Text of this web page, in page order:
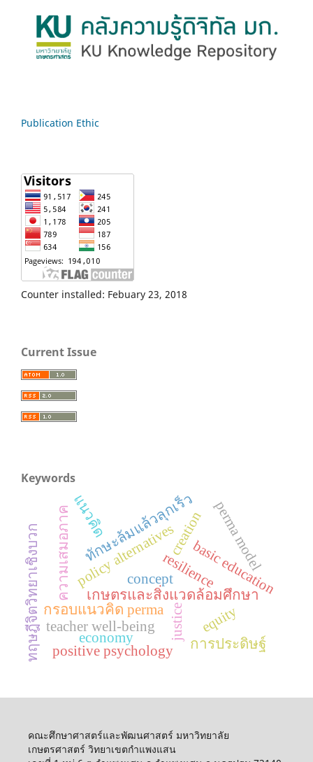
Publication Ethic
Counter installed: Febuary 23, 2018
Current Issue
Keywords
เกษตรและสิ่งแวดล้อมศึกษา
resilience
policy alternatives basic education
equity
justice
ทักษะล้มแล้วลุกเร็ว
กรอบแนวคิด perma
ทฤษฎีจิตวิทยาเชิงบวก teacher well-being
ความเสมอภาค perma model
positive psychology
แนวคิด
การประดิษฐ์
concept
creation
economy
คณะศึกษาศาสตร์และพัฒนศาสตร์ มหาวิทยาลัย
เกษตรศาสตร์ วิทยาเขตกำแพงแสน